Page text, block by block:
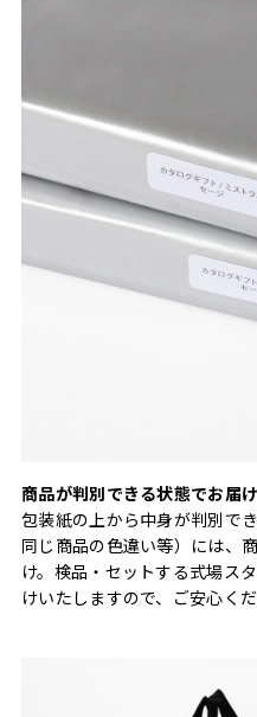
商品が判別できる状態でお届け
包装紙の上から中身が判別で
同じ商品の色違い等）には、
け。検品・セットする式場ス
けいたしますので、ご安心くだ